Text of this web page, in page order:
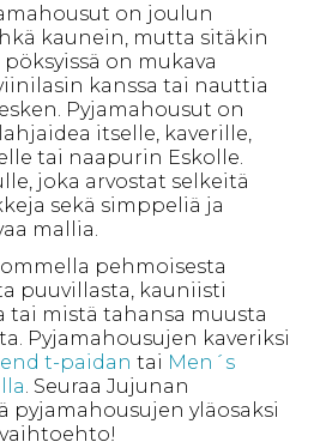
on joulun
kaunein, mutta sitäkin
on mukava
kanssa tai nauttia
Pyjamahousut on
itselle, kaverille,
tai naapurin Eskolle.
joka arvostat selkeitä
sekä simppeliä ja
mallia.
pehmoisesta
puuvillasta, kauniisti
tai mistä tahansa muusta
Pyjamahousujen kaveriksi
t-paidan tai Men´s
. Seuraa Jujunan
pyjamahousujen yläosaksi